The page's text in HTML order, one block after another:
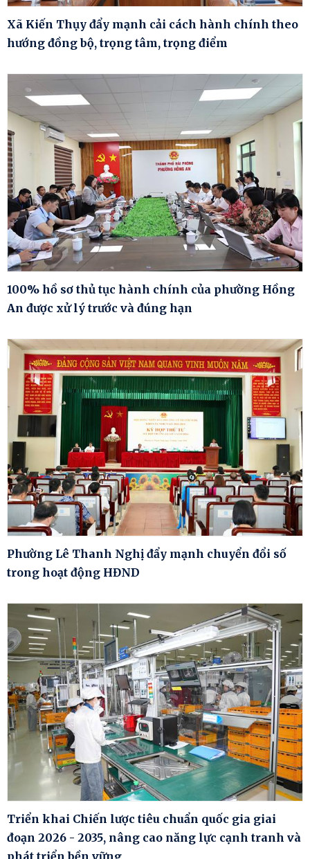
Xã Kiến Thụy đẩy mạnh cải cách hành chính theo
hướng đồng bộ, trọng tâm, trọng điểm
100% hồ sơ thủ tục hành chính của phường Hồng
An được xử lý trước và đúng hạn
Phường Lê Thanh Nghị đẩy mạnh chuyển đổi số
trong hoạt động HĐND
Triển khai Chiến lược tiêu chuẩn quốc gia giai
đoạn 2026 - 2035, nâng cao năng lực cạnh tranh và